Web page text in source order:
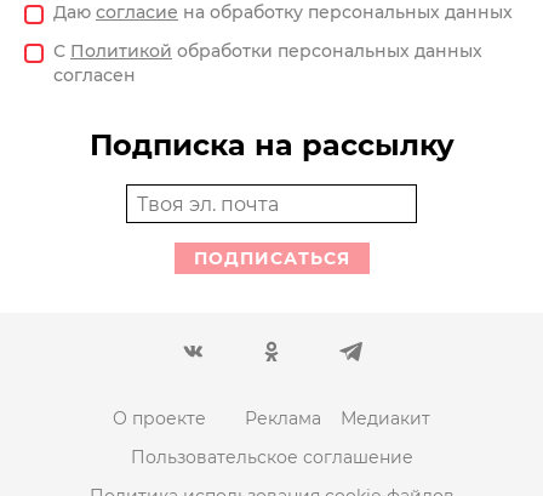
Даю согласие на обработку персональных данных
С Политикой обработки персональных данных
согласен
Подписка на рассылку
ПОДПИСАТЬСЯ
О проекте Реклама
Медиакит
Пользовательское соглашение